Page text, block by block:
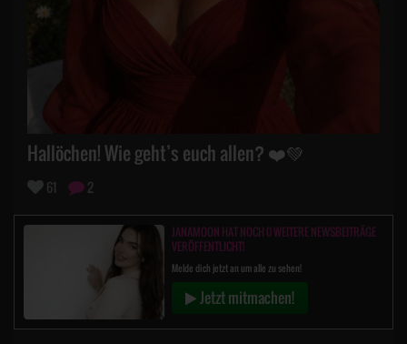
Hallöchen! Wie geht’s euch allen? ❤️💚
61 2
JANAMOON HAT NOCH 0 WEITERE NEWSBEITRÄGE
VERÖFFENTLICHT!
Melde dich jetzt an um alle zu sehen!
Jetzt mitmachen!